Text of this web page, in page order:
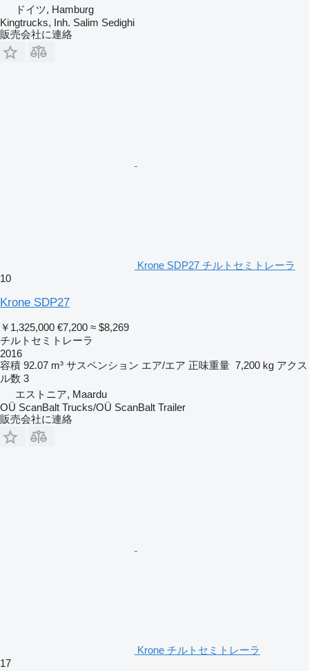
ドイツ, Hamburg
Kingtrucks, Inh. Salim Sedighi
販売会社に連絡
Krone SDP27 チルトセミトレーラ
10
Krone SDP27
￥1,325,000 €7,200 ≈ $8,269
チルトセミトレーラ
2016
容積 92.07 m³ サスペンション エア/エア 正味重量 7,200 kg アクス
ル数 3
エストニア, Maardu
OÜ ScanBalt Trucks/OÜ ScanBalt Trailer
販売会社に連絡
Krone チルトセミトレーラ
17